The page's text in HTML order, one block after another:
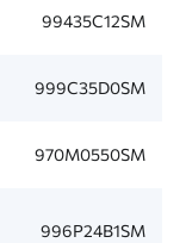
99435C12SM
999C35D0SM
970M0550SM
996P24B1SM